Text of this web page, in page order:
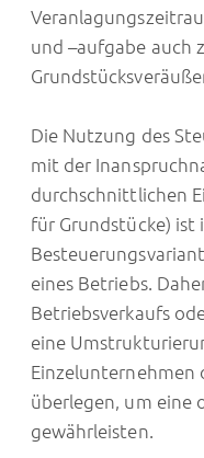
und –aufgabe auch
Die Nutzung des
mit der
durchschnittlichen
für Grundstücke) ist
eines Betriebs.
Betriebsverkaufs
eine
Einzelunternehmen
überlegen, um eine
gewährleisten.